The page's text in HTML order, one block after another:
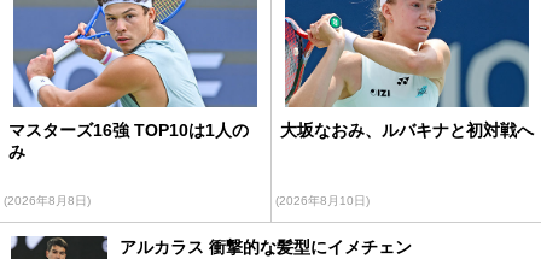
マスターズ16強 TOP10は1人の
み
(2026年8月8日)
大坂なおみ、ルバキナと初対戦へ
(2026年8月10日)
アルカラス 衝撃的な髪型にイメチェン